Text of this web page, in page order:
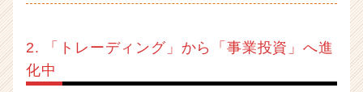
r）
2. 「トレーディング」から「事業投資」へ進
化中